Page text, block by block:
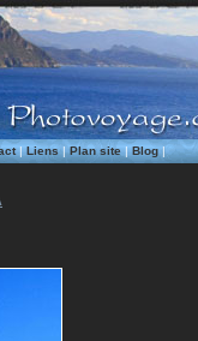
|Liens|Plan site|Blog|